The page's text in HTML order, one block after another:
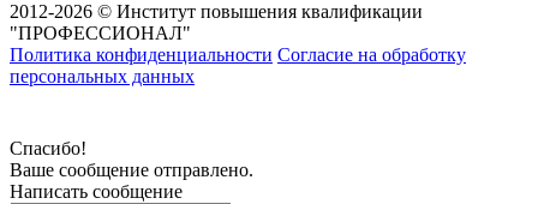
2012-2026 © Институт повышения квалификации
"ПРОФЕССИОНАЛ"
Политика конфиденциальности Согласие на обработку
персональных данных
Спасибо!
Ваше сообщение отправлено.
Написать сообщение